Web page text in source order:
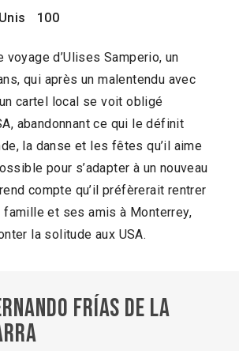
100
voyage d’Ulises Samperio, un
qui après un malentendu avec
cartel local se voit obligé
abandonnant ce qui le définit
la danse et les fêtes qu’il aime
pour s’adapter à un nouveau
compte qu’il préfèrerait rentrer
famille et ses amis à Monterrey,
la solitude aux USA.
Frías de la